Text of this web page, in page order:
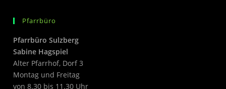
Pfarrbüro
Pfarrbüro Sulzberg
Sabine Hagspiel
Alter Pfarrhof, Dorf 3
Montag und Freitag
von 8.30 bis 11.30 Uhr